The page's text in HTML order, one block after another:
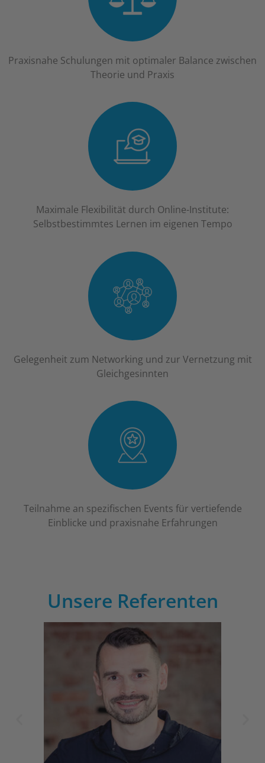
Praxisnahe Schulungen mit optimaler Balance zwischen
Theorie und Praxis
Maximale Flexibilität durch Online-Institute:
Selbstbestimmtes Lernen im eigenen Tempo
Gelegenheit zum Networking und zur Vernetzung mit
Gleichgesinnten
Teilnahme an spezifischen Events für vertiefende
Einblicke und praxisnahe Erfahrungen
Unsere Referenten